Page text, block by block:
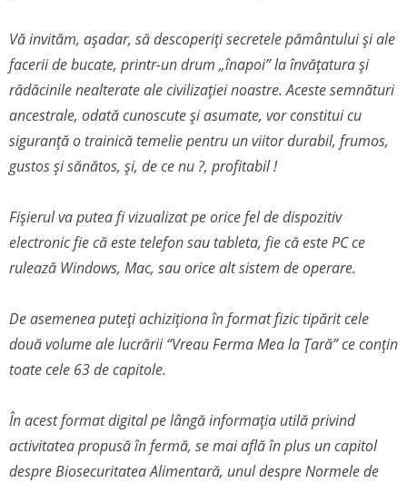
Vă invităm, așadar, să descoperiți secretele pământului și ale
facerii de bucate, printr-un drum „înapoi” la învățatura și
rădăcinile nealterate ale civilizației noastre. Aceste semnături
ancestrale, odată cunoscute și asumate, vor constitui cu
siguranță o trainică temelie pentru un viitor durabil, frumos,
gustos și sănătos, și, de ce nu ?, profitabil !
Fișierul va putea fi vizualizat pe orice fel de dispozitiv
electronic fie că este telefon sau tableta, fie că este PC ce
rulează Windows, Mac, sau orice alt sistem de operare.
De asemenea puteți achiziționa în format fizic tipărit cele
două volume ale lucrării “Vreau Ferma Mea la Țară” ce conțin
toate cele 63 de capitole.
În acest format digital pe lângă informația utilă privind
activitatea propusă în fermă, se mai află în plus un capitol
despre Biosecuritatea Alimentară, unul despre Normele de